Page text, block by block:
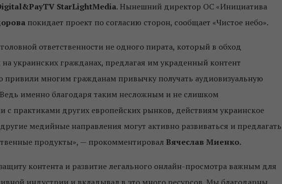
StarLightMedia. Нынешний директор ОС «Инициатива
покидает проект по согласию сторон, сообщает «Чистое небо».
ответственности не одного пирата, который в обход
на украинских гражданах, предлагая им украденный контент
многим гражданам привычку получать аудиовизуальную
именно благодаря таким несложным и не слишком
с практиками других европейских рынков, действиям украинское
медийные направления могут активно развиваться и предлагать
продукты», — прокомментировал Вячеслав Миенко.
контента и развитие легального онлайн-просмотра важным для